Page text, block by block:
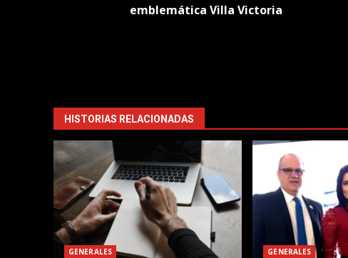
emblemática Villa Victoria
HISTORIAS RELACIONADAS
GENERALES GENERALES